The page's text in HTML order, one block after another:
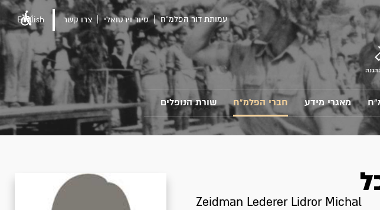
עמותת דור הפלמ"ח סיור וירטואלי צרו קשר English
מאגרי מידע חברי הפלמ"ח שורת הנופלים
Zeidman Lederer Lidror Michal